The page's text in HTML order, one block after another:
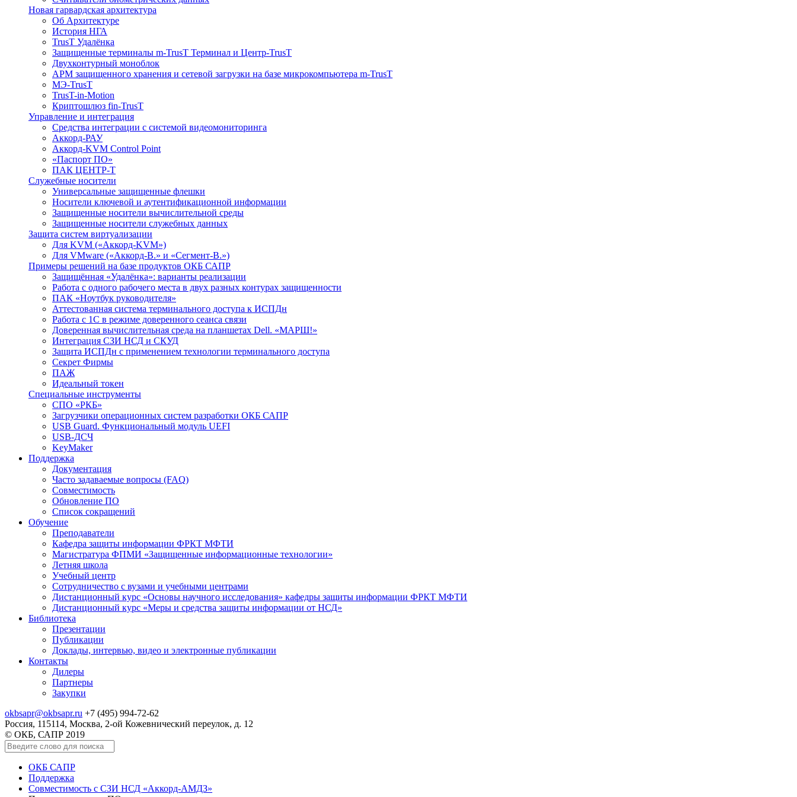
Новая гарвардская архитектура
Об Архитектуре
История НГА
TrusT Удалёнка
Защищенные терминалы m-TrusT Терминал и Центр-TrusT
Двухконтурный моноблок
АРМ защищенного хранения и сетевой загрузки на базе микрокомпьютера m-TrusT
МЭ-TrusT
TrusT-in-Motion
Криптошлюз fin-TrusT
Управление и интеграция
Средства интеграции с системой видеомониторинга
Аккорд-РАУ
Аккорд-KVM Control Point
«Паспорт ПО»
ПАК ЦЕНТР-Т
Служебные носители
Универсальные защищенные флешки
Носители ключевой и аутентификационной информации
Защищенные носители вычислительной среды
Защищенные носители служебных данных
Защита систем виртуализации
Для KVM («Аккорд-KVM»)
Для VMware («Аккорд-В.» и «Сегмент-В.»)
Примеры решений на базе продуктов ОКБ САПР
Защищённая «Удалёнка»: варианты реализации
Работа с одного рабочего места в двух разных контурах защищенности
ПАК «Ноутбук руководителя»
Аттестованная система терминального доступа к ИСПДн
Работа с 1С в режиме доверенного сеанса связи
Доверенная вычислительная среда на планшетах Dell. «МАРШ!»
Интеграция СЗИ НСД и СКУД
Защита ИСПДн с применением технологии терминального доступа
Секрет Фирмы
ПАЖ
Идеальный токен
Специальные инструменты
СПО «РКБ»
Загрузчики операционных систем разработки ОКБ САПР
USB Guard. Функциональный модуль UEFI
USB-ДСЧ
KeyMaker
Поддержка
Документация
Часто задаваемые вопросы (FAQ)
Совместимость
Обновление ПО
Список сокращений
Обучение
Преподаватели
Кафедра защиты информации ФРКТ МФТИ
Магистратура ФПМИ «Защищенные информационные технологии»
Летняя школа
Учебный центр
Сотрудничество с вузами и учебными центрами
Дистанционный курс «Основы научного исследования» кафедры защиты информации ФРКТ МФТИ
Дистанционный курс «Меры и средства защиты информации от НСД»
Библиотека
Презентации
Публикации
Доклады, интервью, видео и электронные публикации
Контакты
Дилеры
Партнеры
Закупки
okbsapr@okbsapr.ru +7 (495) 994-72-62
Россия, 115114, Москва, 2-ой Кожевнический переулок, д. 12
© ОКБ, САПР 2019
ОКБ САПР
Поддержка
Совместимость с СЗИ НСД «Аккорд-АМДЗ»